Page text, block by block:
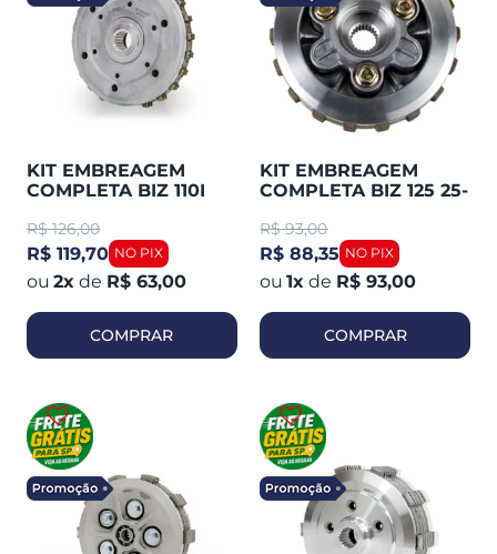
KIT EMBREAGEM
COMPLETA BIZ 110I
90295020
R$ 126,00
R$ 119,70
2x de R$ 63,00
COMPRAR
KIT EMBREAGEM
COMPLETA BIZ 125 25-
R$ 93,00
R$ 88,35
1x de R$ 93,00
COMPRAR